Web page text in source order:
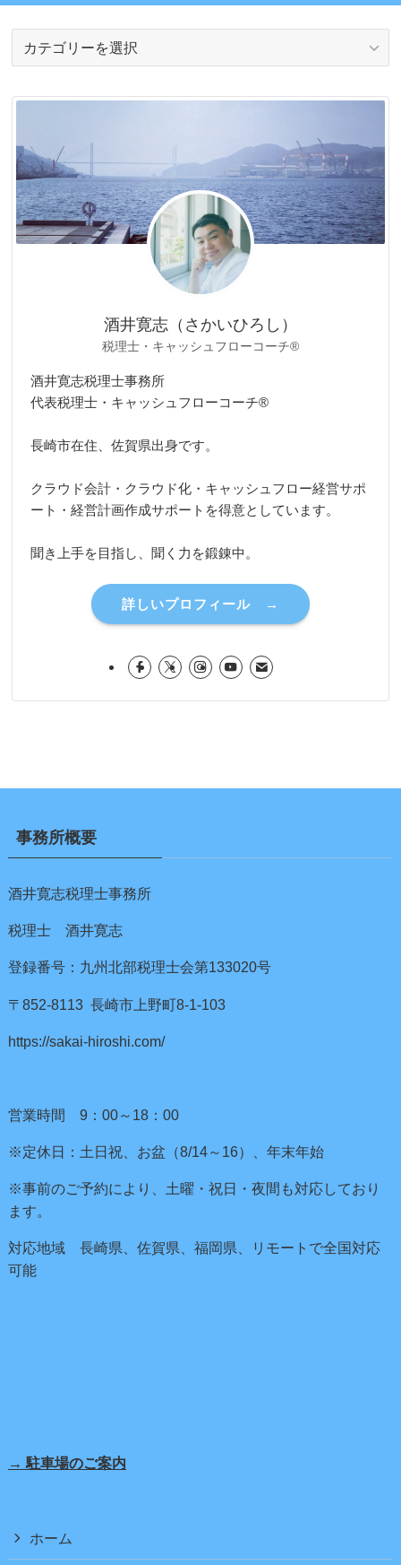
リ
酒井寛志（さかいひろし）
税理士・キャッシュフローコーチ®
酒井寛志税理士事務所
代表税理士・キャッシュフローコーチ®
長崎市在住、佐賀県出身です。
クラウド会計・クラウド化・キャッシュフロー経営サポ
ート・経営計画作成サポートを得意としています。
聞き上手を目指し、聞く力を鍛錬中。
詳しいプロフィール →
事務所概要
酒井寛志税理士事務所
税理士 酒井寛志
登録番号：九州北部税理士会第133020号
〒852-8113 長崎市上野町8-1-103
https://sakai-hiroshi.com/
営業時間 9：00～18：00
※定休日：土日祝、お盆（8/14～16）、年末年始
※事前のご予約により、土曜・祝日・夜間も対応しており
ます。
対応地域 長崎県、佐賀県、福岡県、リモートで全国対応
可能
→ 駐車場のご案内
ホーム